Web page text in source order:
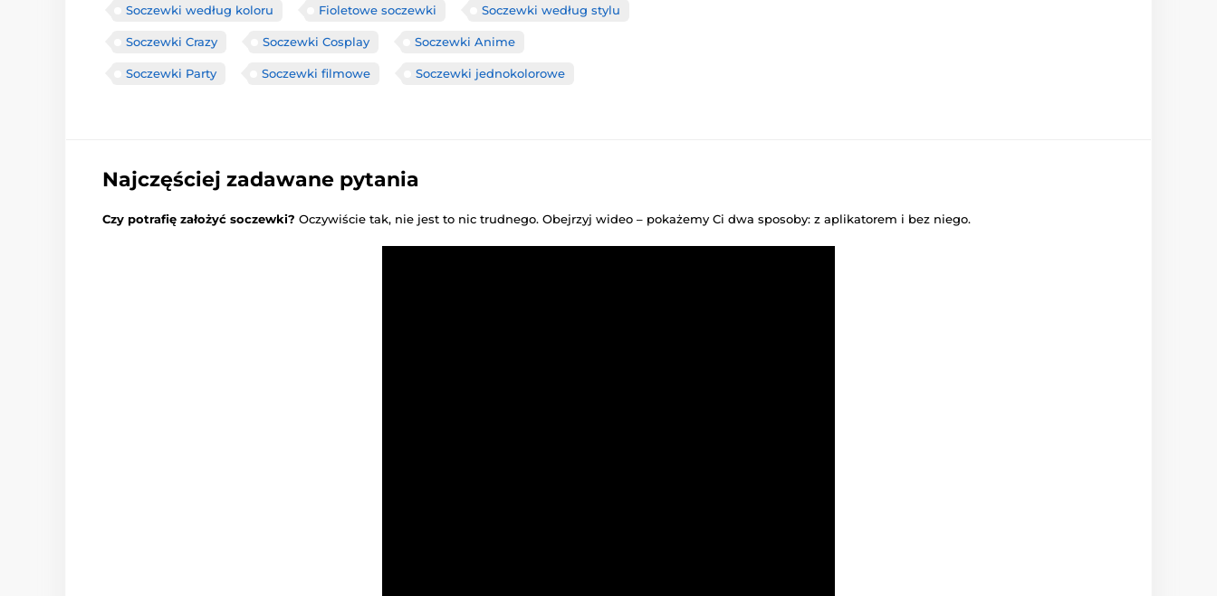
Soczewki według koloru Fioletowe soczewki Soczewki według stylu
Soczewki Crazy Soczewki Cosplay Soczewki Anime
Soczewki Party Soczewki filmowe Soczewki jednokolorowe
Najczęściej zadawane pytania
Czy potrafię założyć soczewki? Oczywiście tak, nie jest to nic trudnego. Obejrzyj wideo – pokażemy Ci dwa sposoby: z aplikatorem i bez niego.